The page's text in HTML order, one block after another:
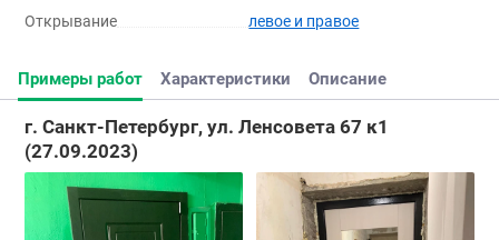
Открывание
левое и правое
Примеры работ Характеристики Описание
г. Санкт-Петербург, ул. Ленсовета 67 к1
(27.09.2023)